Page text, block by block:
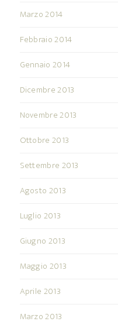
Marzo 2014
Febbraio 2014
Gennaio 2014
Dicembre 2013
Novembre 2013
Ottobre 2013
Settembre 2013
Agosto 2013
Luglio 2013
Giugno 2013
Maggio 2013
Aprile 2013
Marzo 2013